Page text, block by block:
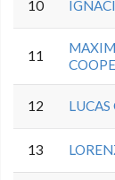
10
11
12
13